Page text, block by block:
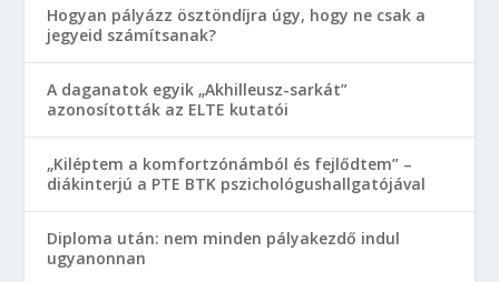
Hogyan pályázz ösztöndíjra úgy, hogy ne csak a
jegyeid számítsanak?
A daganatok egyik „Akhilleusz-sarkát”
azonosították az ELTE kutatói
„Kiléptem a komfortzónámból és fejlődtem” –
diákinterjú a PTE BTK pszichológushallgatójával
Diploma után: nem minden pályakezdő indul
ugyanonnan